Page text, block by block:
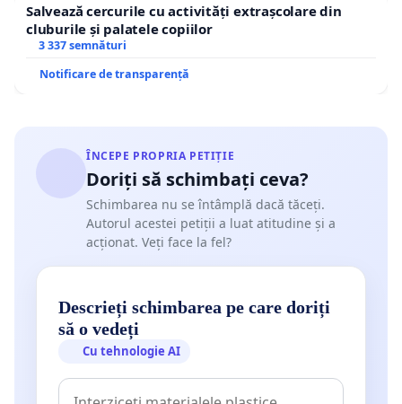
Salvează cercurile cu activități extrașcolare din
cluburile și palatele copiilor
3 337 semnături
Notificare de transparență
ÎNCEPE PROPRIA PETIȚIE
Doriți să schimbați ceva?
Schimbarea nu se întâmplă dacă tăceți.
Autorul acestei petiții a luat atitudine și a
acționat. Veți face la fel?
Descrieți schimbarea pe care doriți
să o vedeți
Cu tehnologie AI